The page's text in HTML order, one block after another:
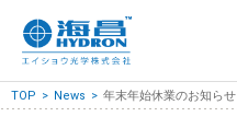
TOP
コンタクトレンズについて
製品情報
TOP News 年末年始休業のお知らせ